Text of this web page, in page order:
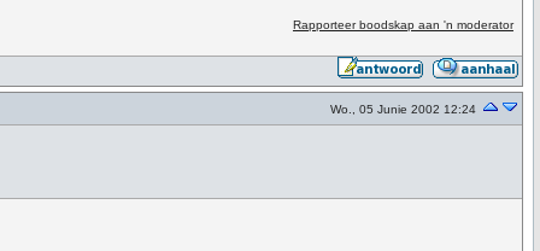
Rapporteer boodskap aan 'n moderator
Wo., 05 Junie 2002 12:24